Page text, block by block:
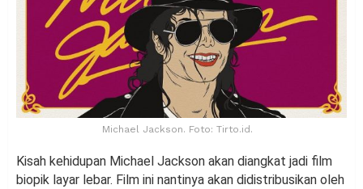
Michael Jackson. Foto: Tirto.id.
Kisah kehidupan Michael Jackson akan diangkat jadi film
biopik layar lebar. Film ini nantinya akan didistribusikan oleh